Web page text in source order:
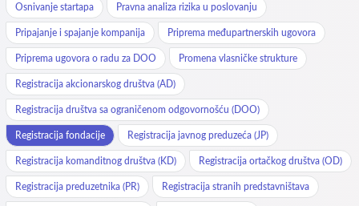
Osnivanje startapa Pravna analiza rizika u poslovanju
Pripajanje i spajanje kompanija Priprema međupartnerskih ugovora
Priprema ugovora o radu za DOO Promena vlasničke strukture
Registracija akcionarskog društva (AD)
Registracija društva sa ograničenom odgovornošću (DOO)
Registracija fondacije Registracija javnog preduzeća (JP)
Registracija komanditnog društva (KD) Registracija ortačkog društva (OD)
Registracija preduzetnika (PR) Registracija stranih predstavništava